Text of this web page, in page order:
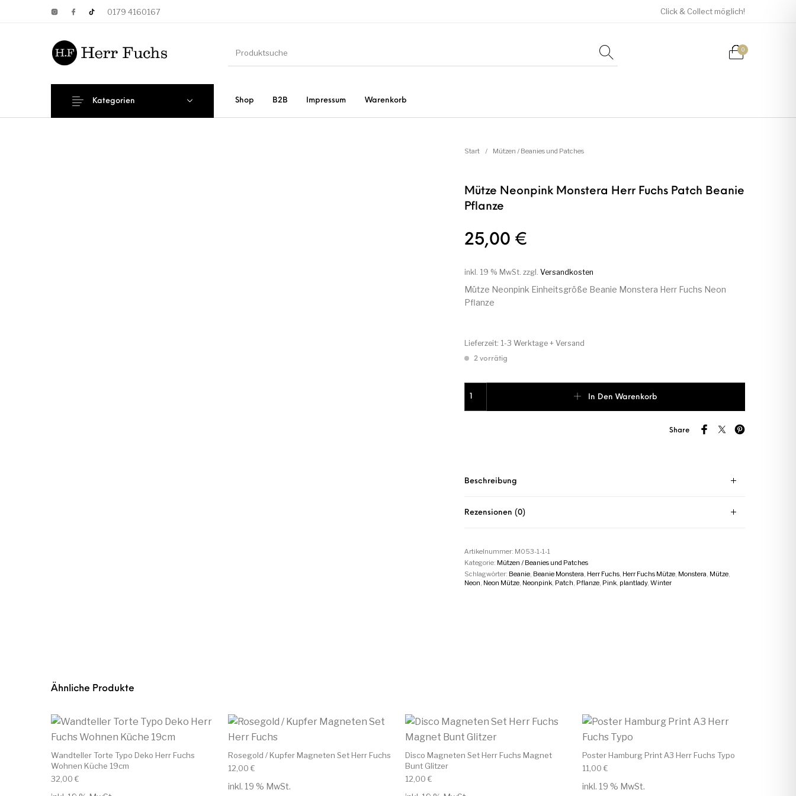
0179 4160167 Click & Collect möglich!
0
Shop B2B Impressum Warenkorb
Kategorien
Taschen/Turnbeutel
Start / Mützen / Beanies und Patches
Mütze Neonpink Monstera Herr Fuchs Patch Beanie
Pflanze
25,00 €
inkl. 19 % MwSt. zzgl. Versandkosten
Mütze Neonpink Einheitsgröße Beanie Monstera Herr Fuchs Neon
Pflanze
Lieferzeit: 1-3 Werktage + Versand
2 vorrätig
In Den Warenkorb
Share
Beschreibung
Rezensionen (0)
Artikelnummer: M053-1-1-1
Kategorie: Mützen / Beanies und Patches
Schlagwörter: Beanie, Beanie Monstera Herr Fuchs, Herr Fuchs Mütze, Monstera Mütze,
Neon Neon Mütze, Neonpink, Patch Pflanze, Pink, plantlady, Winter
Ähnliche Produkte
Wandteller Torte Typo Deko Herr Fuchs
Wohnen Küche 19cm
32,00€
Rosegold / Kupfer Magneten Set Herr Fuchs
12,00€
inkl. 19 % MwSt.
Disco Magneten Set Herr Fuchs Magnet
Bunt Glitzer
12,00€
Poster Hamburg Print A3 Herr Fuchs Typo
11,00€
inkl. 19 % MwSt.